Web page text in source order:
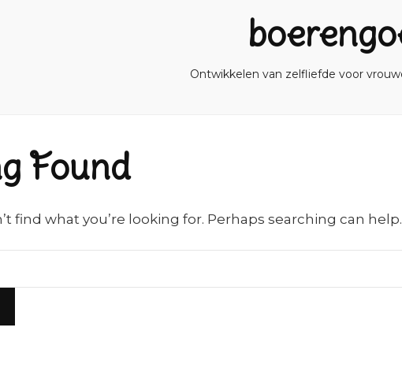
Ontwikkelen van zelfliefde voor
Found
find what you’re looking for. Perhaps searching can help.